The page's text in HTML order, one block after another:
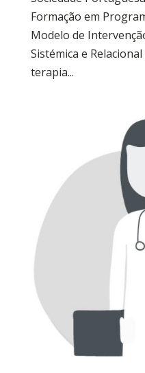
Formação em
Modelo de
Sistémica e
terapia...